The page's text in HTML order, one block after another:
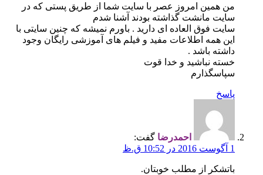
من همین امروز عصر با سایت شما از طریق پستی که در
سایت مانشت گذاشته بودند آشنا شدم
سایت فوق العاده ای دارید . باورم نمیشه که چنین سایتی با
این همه اطلاعات مفید و فیلم های آموزشی رایگان وجود
داشته باشد .
خسته نباشید و خدا قوت
سپاسگذارم
پاسخ
احمدرضا گفت:
1 آگوست 2016 در 10:52 ق.ظ
باتشکر از مطلب خوبتان.